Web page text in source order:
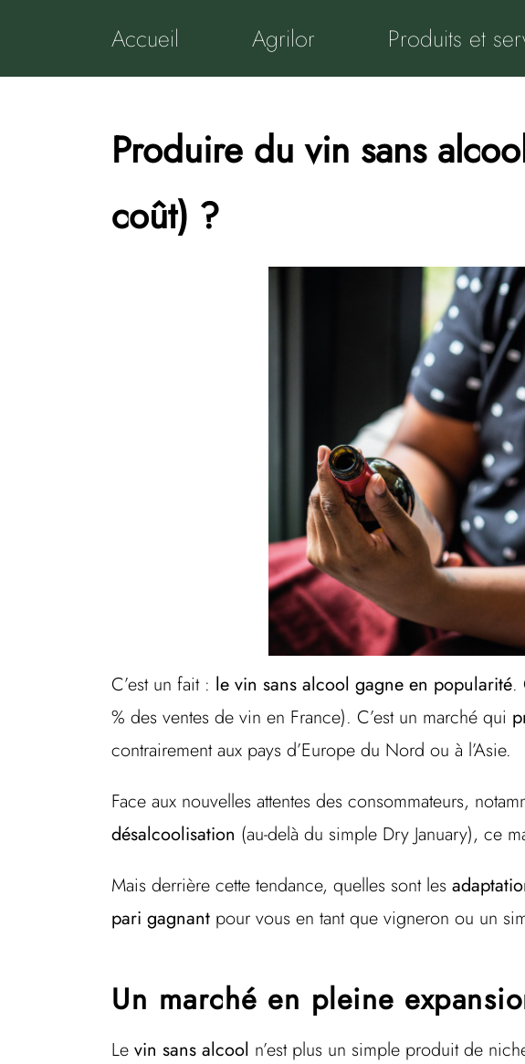
Accueil Agrilor Produits et
Produire du vin sans
coût) ?
C’est un fait : le vin sans alcool gagne en popularité.
% des ventes de vin en France). C’est un marché qui
contrairement aux pays d’Europe du Nord ou à l’Asie.
Face aux nouvelles attentes des consommateurs,
désalcoolisation (au-delà du simple Dry January), ce
Mais derrière cette tendance, quelles sont les
pari gagnant pour vous en tant que vigneron ou un
Un marché en pleine
Le vin sans alcool n’est plus un simple produit de